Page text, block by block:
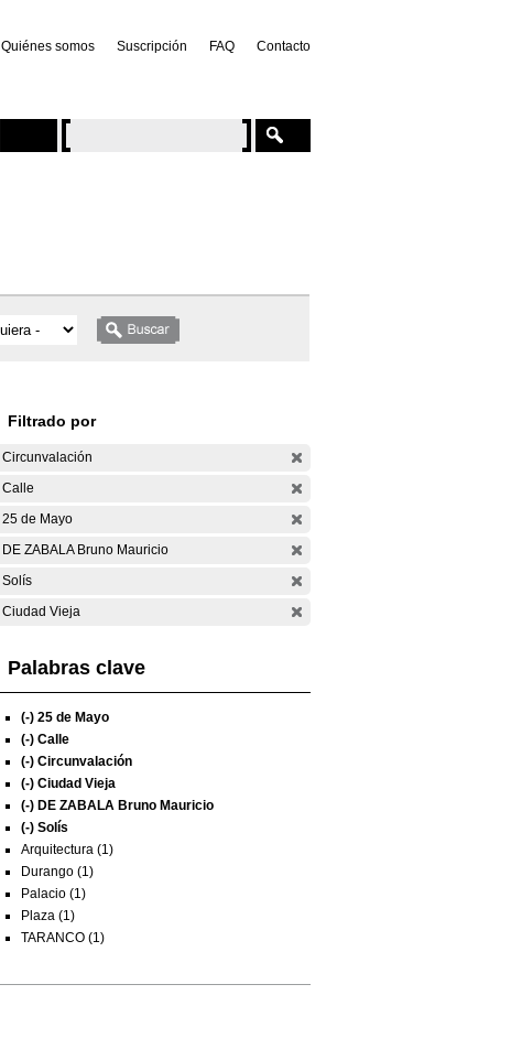
Quiénes somos Suscripción FAQ Contacto
Filtrado por
Circunvalación
Calle
25 de Mayo
DE ZABALA Bruno Mauricio
Solís
Ciudad Vieja
Palabras clave
(-) 25 de Mayo
(-) Calle
(-) Circunvalación
(-) Ciudad Vieja
(-) DE ZABALA Bruno Mauricio
(-) Solís
Arquitectura (1)
Durango (1)
Palacio (1)
Plaza (1)
TARANCO (1)